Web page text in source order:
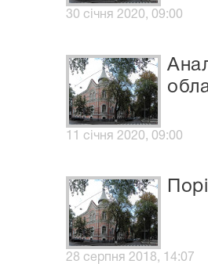
30 січня 2020, 09:00
11 січня 2020, 09:00
28 серпня 2018, 14:07